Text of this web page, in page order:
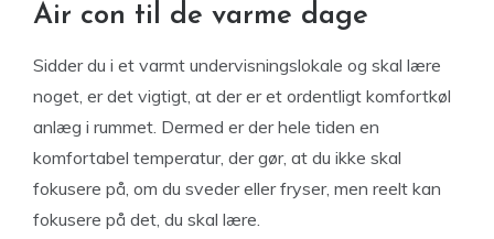
Air con til de varme dage
Sidder du i et varmt undervisningslokale og skal lære
noget, er det vigtigt, at der er et ordentligt komfortkøl
anlæg i rummet. Dermed er der hele tiden en
komfortabel temperatur, der gør, at du ikke skal
fokusere på, om du sveder eller fryser, men reelt kan
fokusere på det, du skal lære.